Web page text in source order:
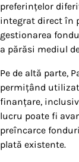
preferințelor
integrat direct în
gestionarea
a părăsi mediul
Pe de altă parte,
permițând
finanțare,
lucru poate fi
preîncarce
plată existente.